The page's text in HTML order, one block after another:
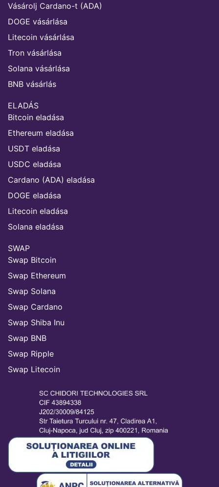
Vásárolj Cardano-t (ADA)
DOGE vásárlása
Litecoin vásárlása
Tron vásárlása
Solana vásárlása
BNB vásárlás
ELADÁS
Bitcoin eladása
Ethereum eladása
USDT eladása
USDC eladása
Cardano (ADA) eladása
DOGE eladása
Litecoin eladása
Solana eladása
SWAP
Swap Bitcoin
Swap Ethereum
Swap Solana
Swap Cardano
Swap Shiba Inu
Swap BNB
Swap Ripple
Swap Litecoin